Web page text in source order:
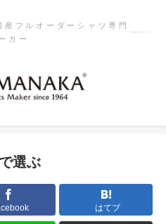
フルオーダーシャツ専門
カー
選ぶ
はてブ